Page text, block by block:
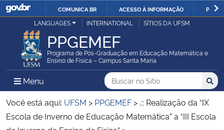
IR
PARA
O
CONTEÚDO
COMUNICA BR ACESSO À INFORMAÇÃO
Ministério da Justiça e Segurança Pública
Ministério da Defesa
Ministério das Relações Exteriores
Ministério da Economia
LANGUAGES INTERNATIONAL SÍTIOS DA UFSM
PPGEMEF
Programa de Pós-Graduação em Educação Matemática e
Ensino de Física – Campus Santa Maria
Menu Menu Principal do Sítio
Busca
Buscar no no Sítio
Busca:
Você está aqui: UFSM > PPGEMEF > .:: Realização da “IX
Escola de Inverno de Educação Matemática” a “III Escola